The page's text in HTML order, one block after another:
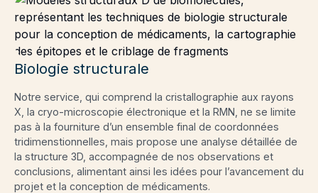
Biologie structurale
Notre service, qui comprend la cristallographie aux rayons
X, la cryo-microscopie électronique et la RMN, ne se limite
pas à la fourniture d’un ensemble final de coordonnées
tridimenstionnelles, mais propose une analyse détaillée de
la structure 3D, accompagnée de nos observations et
conclusions, alimentant ainsi les idées pour l’avancement du
projet et la conception de médicaments.